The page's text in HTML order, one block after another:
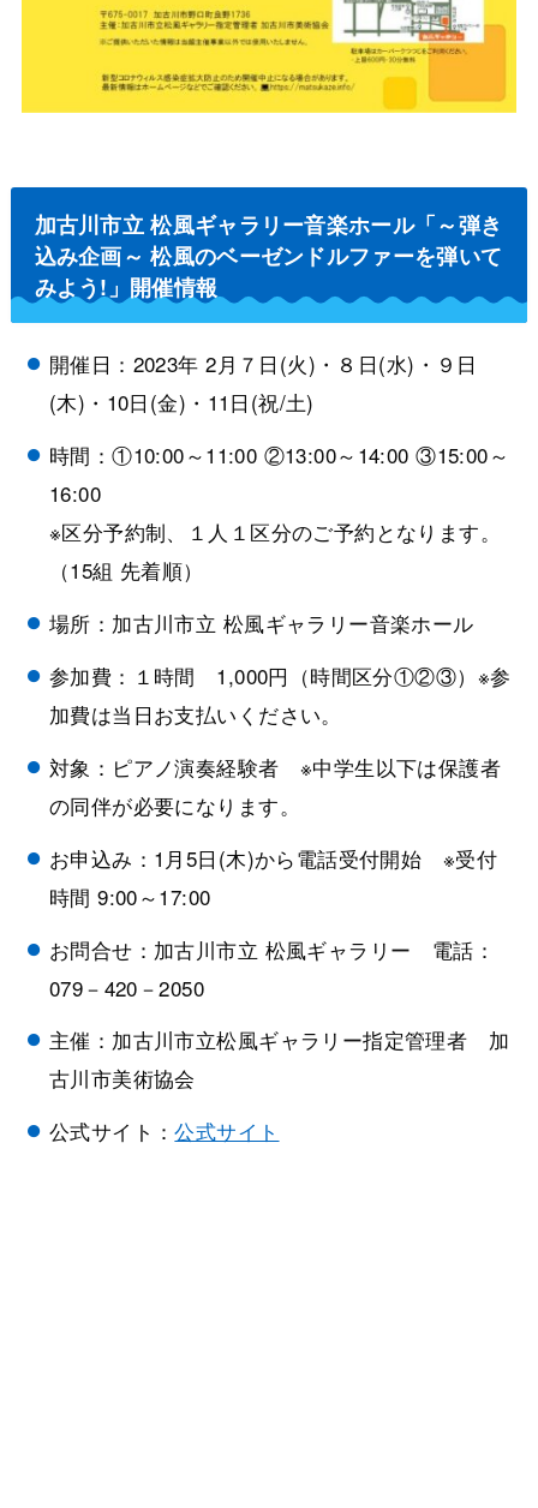
加古川市立 松風ギャラリー音楽ホール「～弾き
込み企画～ 松風のベーゼンドルファーを弾いて
みよう!」開催情報
開催日：2023年 2月７日(火)・８日(水)・９日
(木)・10日(金)・11日(祝/土)
時間：①10:00～11:00 ②13:00～14:00 ③15:00～
16:00
※区分予約制、１人１区分のご予約となります。
（15組 先着順）
場所：加古川市立 松風ギャラリー音楽ホール
参加費：１時間 1,000円（時間区分①②③）※参
加費は当日お支払いください。
対象：ピアノ演奏経験者 ※中学生以下は保護者
の同伴が必要になります。
お申込み：1月5日(木)から電話受付開始 ※受付
時間 9:00～17:00
お問合せ：加古川市立 松風ギャラリー 電話：
079－420－2050
主催：加古川市立松風ギャラリー指定管理者 加
古川市美術協会
公式サイト：公式サイト